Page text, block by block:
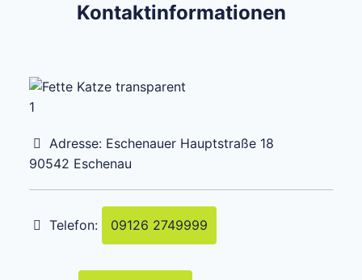
Kontaktinformationen
Adresse: Eschenauer Hauptstraße 18
90542 Eschenau
Telefon: 09126 2749999